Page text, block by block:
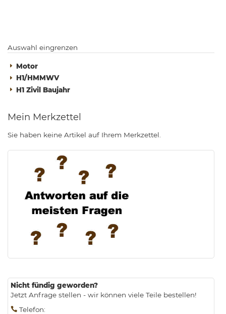
Auswahl eingrenzen
Motor
H1/HMMWV
H1 Zivil Baujahr
Mein Merkzettel
Sie haben keine Artikel auf Ihrem Merkzettel.
Nicht fündig geworden?
Jetzt Anfrage stellen - wir können viele Teile bestellen!
Telefon: